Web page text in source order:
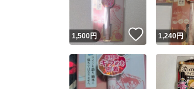
1,500円 いいね！
1,240円